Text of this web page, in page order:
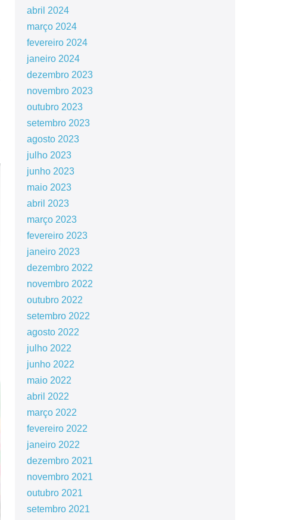
abril 2024
março 2024
fevereiro 2024
janeiro 2024
dezembro 2023
novembro 2023
outubro 2023
setembro 2023
agosto 2023
julho 2023
junho 2023
maio 2023
abril 2023
março 2023
fevereiro 2023
janeiro 2023
dezembro 2022
novembro 2022
outubro 2022
setembro 2022
agosto 2022
julho 2022
junho 2022
maio 2022
abril 2022
março 2022
fevereiro 2022
janeiro 2022
dezembro 2021
novembro 2021
outubro 2021
setembro 2021